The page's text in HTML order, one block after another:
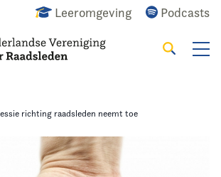
Leeromgeving Podcasts
Zoeken
richting raadsleden neemt toe